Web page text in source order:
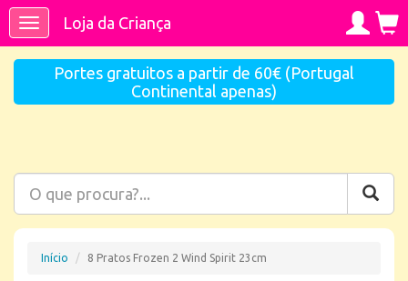
ToggleLoja da Criança
Portes gratuitos a partir de 60€ (Portugal
Continental apenas)
Início 8 Pratos Frozen 2 Wind Spirit 23cm